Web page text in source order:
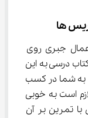
ها
تفریق از مهم‌ترین اعمال جبری روی
در کتاب درسی به این
است و حل آنها می‌تواند به شما در کسب
است به خوبی
تمرین بر آن